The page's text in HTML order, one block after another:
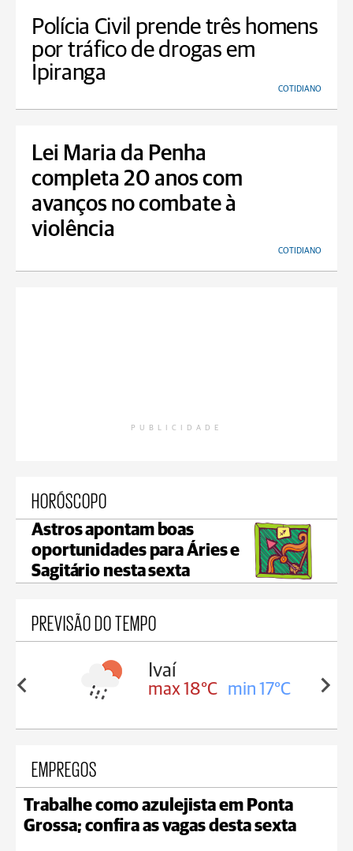
Polícia Civil prende três homens
por tráfico de drogas em
Ipiranga
COTIDIANO
Lei Maria da Penha
completa 20 anos com
avanços no combate à
violência
COTIDIANO
PUBLICIDADE
HORÓSCOPO
Astros apontam boas
oportunidades para Áries e
Sagitário nesta sexta
PREVISÃO DO TEMPO
16°C
Ivaí
max 18°C min 17°C
EMPREGOS
Trabalhe como azulejista em Ponta
Grossa; confira as vagas desta sexta